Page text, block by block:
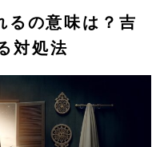
るの意味は？吉
対処法